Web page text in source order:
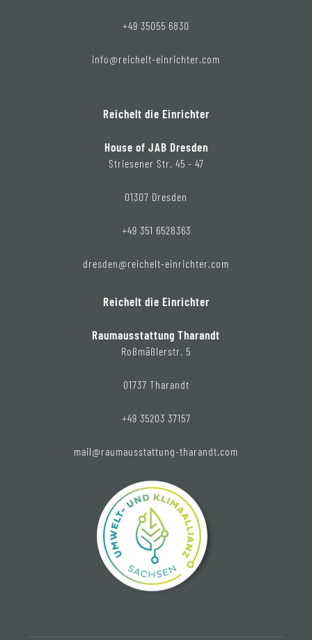
+49 35055 6830
info@reichelt-einrichter.com
Reichelt die Einrichter
House of JAB Dresden
Striesener Str. 45 - 47
01307 Dresden
+49 351 6528363
dresden@reichelt-einrichter.com
Reichelt die Einrichter
Raumausstattung Tharandt
Roßmäßlerstr. 5
01737 Tharandt
+49 35203 37157
mail@raumausstattung-tharandt.com